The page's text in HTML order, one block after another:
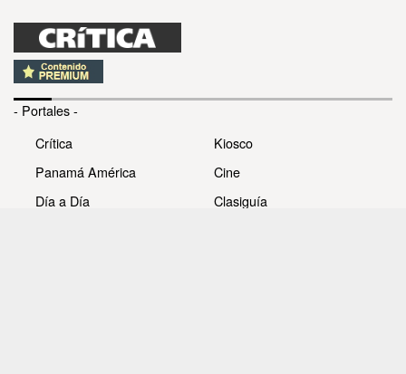
- Portales -
Crítica
Panamá América
Día a Día
Kiosco
Cine
Clasiguía